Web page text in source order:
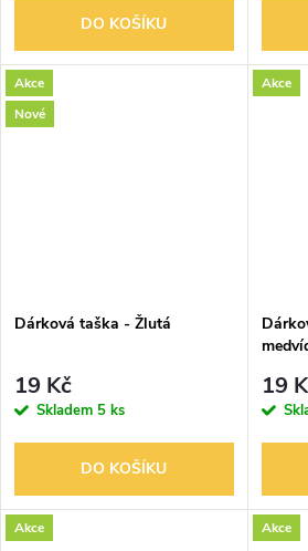
DO KOŠÍKU
Akce
Nové
Dárková taška - Žlutá
19 Kč
Skladem 5 ks
DO KOŠÍKU
Akce
19
Akce Akce